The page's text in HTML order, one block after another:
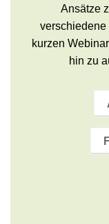
Ansätze
kurzen
hin zu